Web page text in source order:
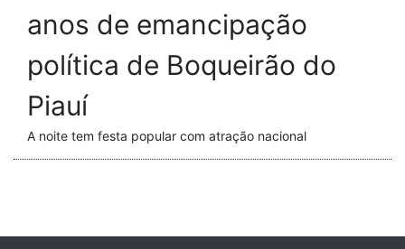
anos de emancipação
política de Boqueirão do
Piauí
A noite tem festa popular com atração nacional